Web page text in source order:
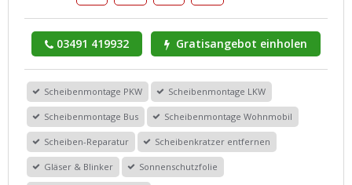
03491 419932 Gratisangebot einholen
Scheibenmontage PKW Scheibenmontage LKW
Scheibenmontage Bus Scheibenmontage Wohnmobil
Scheiben-Reparatur Scheibenkratzer entfernen
Gläser & Blinker Sonnenschutzfolie